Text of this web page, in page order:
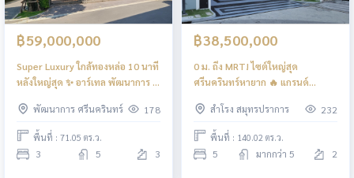
฿59,000,000
Super Luxury ใกล้ทองหล่อ 10 นาที
หลังใหญ่สุด ✨ อาร์เทล พัฒนาการ -
Artale Phatthanakan -
Thonglor / 3 Bedrooms (FOR
SALE) FON278
พัฒนาการ ศรีนครินทร์ 178
พื้นที่ : 71.05 ตร.ว.
3 5 3
฿38,500,000
0 ม. ถึง MRT! ไซต์ใหญ่สุด
ศรีนครินทร์หายาก 🔥 แกรนด์
ห้องนอน (ขาย), Grand Bangkok
Boulevard Srinakarin / 5
Bedrooms (FOR SALE) FON283
สำโรง สมุทรปราการ 232
พื้นที่ : 140.02 ตร.ว.
5 มากกว่า 5 2